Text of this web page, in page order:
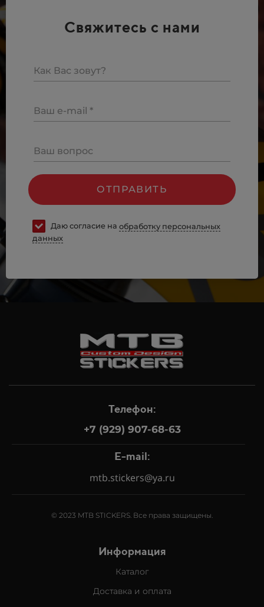
Свяжитесь с нами
Как Вас зовут?
Ваш e-mail *
Ваш вопрос
ОТПРАВИТЬ
Даю согласие на обработку персональных
данных
Телефон:
+7 (929) 907-68-63
E-mail:
mtb.stickers@ya.ru
© 2023 MTB STICKERS. Все права защищены.
Информация
Каталог
Доставка и оплата